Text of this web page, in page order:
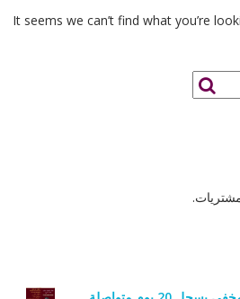
It seems we can’t find what you’re